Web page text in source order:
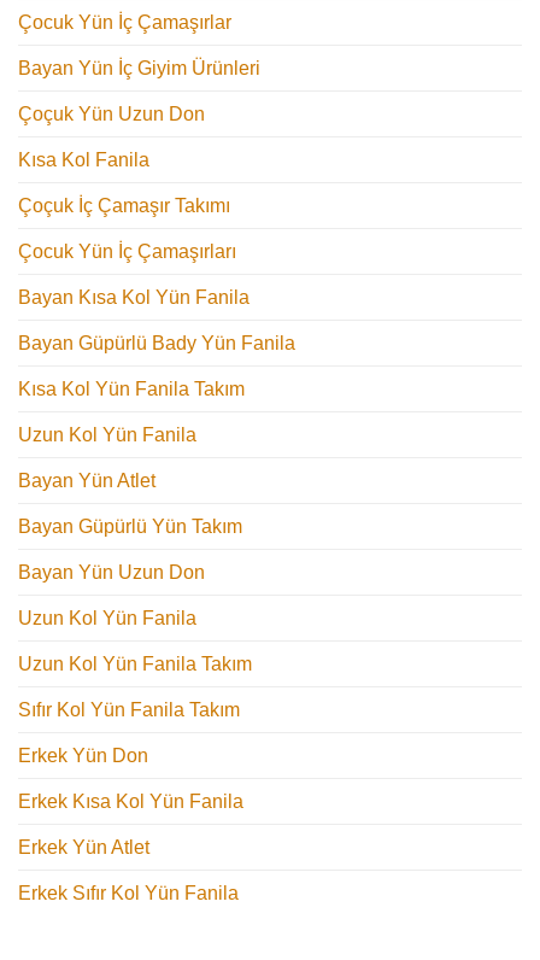
Çocuk Yün İç Çamaşırlar
Bayan Yün İç Giyim Ürünleri
Çoçuk Yün Uzun Don
Kısa Kol Fanila
Çoçuk İç Çamaşır Takımı
Çocuk Yün İç Çamaşırları
Bayan Kısa Kol Yün Fanila
Bayan Güpürlü Bady Yün Fanila
Kısa Kol Yün Fanila Takım
Uzun Kol Yün Fanila
Bayan Yün Atlet
Bayan Güpürlü Yün Takım
Bayan Yün Uzun Don
Uzun Kol Yün Fanila
Uzun Kol Yün Fanila Takım
Sıfır Kol Yün Fanila Takım
Erkek Yün Don
Erkek Kısa Kol Yün Fanila
Erkek Yün Atlet
Erkek Sıfır Kol Yün Fanila